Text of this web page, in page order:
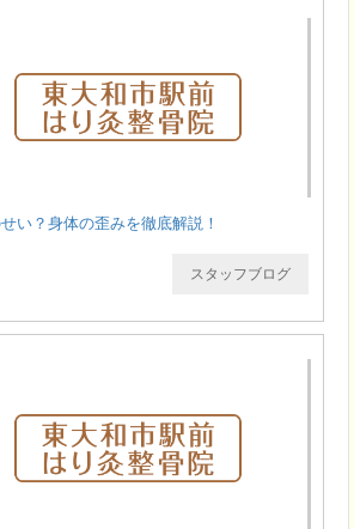
い？身体の歪みを徹底解説！
スタッフブログ